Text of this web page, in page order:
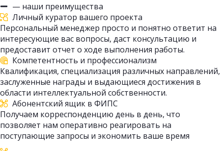
— наши преимущества
Личный куратор вашего проекта
Персональный менеджер просто и понятно ответит на
интересующие вас вопросы, даст консультацию и
предоставит отчет о ходе выполнения работы.
Компетентность и профессионализм
Квалификация, специализация различных направлений,
заслуженные награды и выдающиеся достижения в
области интеллектуальной собственности.
Абонентский ящик в ФИПС
Получаем корреспонденцию день в день, что
позволяет нам оперативно реагировать на
поступающие запросы и экономить ваше время